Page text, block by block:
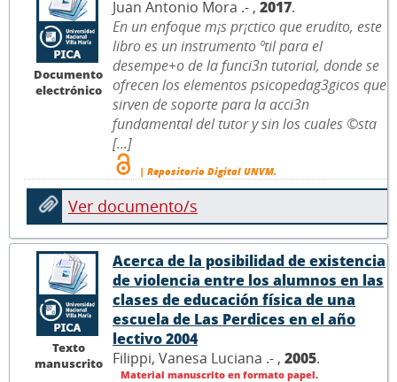
Documento
electrónico
Juan Antonio Mora .- , 2017.
En un enfoque m¡s pr¡ctico que erudito, este
libro es un instrumento ºtil para el
desempe+o de la funci3n tutorial, donde se
ofrecen los elementos psicopedag3gicos que
sirven de soporte para la acci3n
fundamental del tutor y sin los cuales ©sta
[...]
| Repositorio Digital UNVM.
Ver documento/s
Texto
manuscrito
Acerca de la posibilidad de existencia
de violencia entre los alumnos en las
clases de educación física de una
escuela de Las Perdices en el año
lectivo 2004
Filippi, Vanesa Luciana .- , 2005.
Material manuscrito en formato papel.